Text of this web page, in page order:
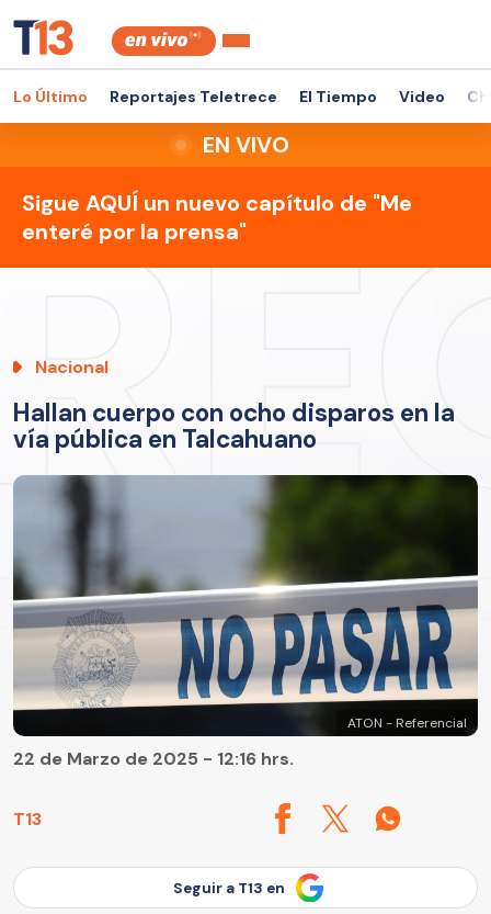
Lo Último Reportajes Teletrece El Tiempo Video
EN VIVO
Sigue AQUÍ un nuevo capítulo de "Me
enteré por la prensa"
Nacional
Hallan cuerpo con ocho disparos en la
vía pública en Talcahuano
ATON - Referencial
T13
22 de Marzo de 2025 - 12:16 hrs.
Seguir a T13 en